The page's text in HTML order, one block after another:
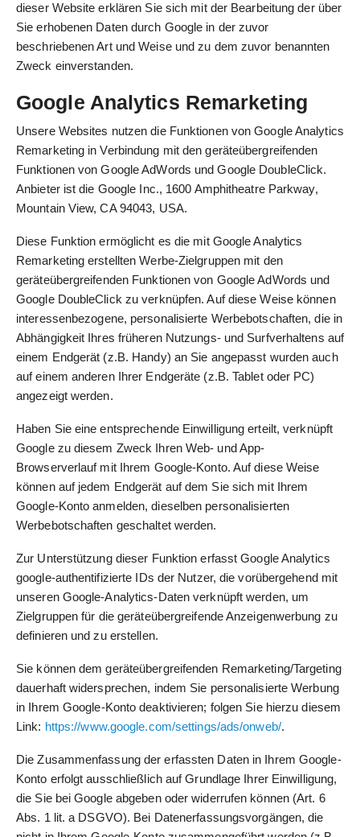
dieser Website erklären Sie sich mit der Bearbeitung der über
Sie erhobenen Daten durch Google in der zuvor
beschriebenen Art und Weise und zu dem zuvor benannten
Zweck einverstanden.
Google Analytics Remarketing
Unsere Websites nutzen die Funktionen von Google Analytics
Remarketing in Verbindung mit den geräteübergreifenden
Funktionen von Google AdWords und Google DoubleClick.
Anbieter ist die Google Inc., 1600 Amphitheatre Parkway,
Mountain View, CA 94043, USA.
Diese Funktion ermöglicht es die mit Google Analytics
Remarketing erstellten Werbe-Zielgruppen mit den
geräteübergreifenden Funktionen von Google AdWords und
Google DoubleClick zu verknüpfen. Auf diese Weise können
interessenbezogene, personalisierte Werbebotschaften, die in
Abhängigkeit Ihres früheren Nutzungs- und Surfverhaltens auf
einem Endgerät (z.B. Handy) an Sie angepasst wurden auch
auf einem anderen Ihrer Endgeräte (z.B. Tablet oder PC)
angezeigt werden.
Haben Sie eine entsprechende Einwilligung erteilt, verknüpft
Google zu diesem Zweck Ihren Web- und App-
Browserverlauf mit Ihrem Google-Konto. Auf diese Weise
können auf jedem Endgerät auf dem Sie sich mit Ihrem
Google-Konto anmelden, dieselben personalisierten
Werbebotschaften geschaltet werden.
Zur Unterstützung dieser Funktion erfasst Google Analytics
google-authentifizierte IDs der Nutzer, die vorübergehend mit
unseren Google-Analytics-Daten verknüpft werden, um
Zielgruppen für die geräteübergreifende Anzeigenwerbung zu
definieren und zu erstellen.
Sie können dem geräteübergreifenden Remarketing/Targeting
dauerhaft widersprechen, indem Sie personalisierte Werbung
in Ihrem Google-Konto deaktivieren; folgen Sie hierzu diesem
Link: https://www.google.com/settings/ads/onweb/.
Die Zusammenfassung der erfassten Daten in Ihrem Google-
Konto erfolgt ausschließlich auf Grundlage Ihrer Einwilligung,
die Sie bei Google abgeben oder widerrufen können (Art. 6
Abs. 1 lit. a DSGVO). Bei Datenerfassungsvorgängen, die